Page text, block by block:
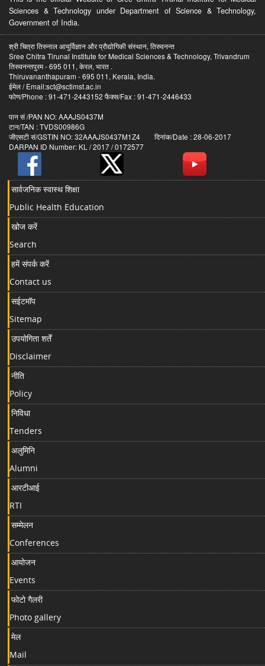
Sciences & Technology under Department of Science & Technology,
Government of India.
श्री चित्रा तिरुनाल आयुर्विज्ञान और प्रौद्योगिकी संस्थान, तिरुवनन्त
Sree Chitra Tirunal Institute for Medical Sciences & Technology, Trivandrum
तिरुवनन्तपुरम - 695 011, केरल, भारत .
Thiruvananthapuram - 695 011, Kerala, India.
ईमेल / Email:sct@sctimst.ac.in
फोण/Phone : 91-471-2443152 फैक्स/Fax : 91-471-2446433
पान सं /PAN NO: AAAJS0437M
टान/TAN : TVDS00986G
जीएसटी सं/GSTIN NO: 32AAAJS0437M1Z4 दिनांक/Date : 28-06-2017
DARPAN ID Number: KL / 2017 / 0172577
सार्वजनिक स्वास्थ शिक्षा
Public Health Education
खोज करें
Search
हमें संपर्क करें
Contact us
सईटमॉप
Sitemap
उपयोगिता शर्तें
Disclaimer
नीति
Policy
निविधा
Tenders
अलुमिनि
Alumni
आरटीआई
RTI
सम्मेलन
Conferences
आयोजन
Events
फोटो गैलरी
Photo gallery
मेल
Mail